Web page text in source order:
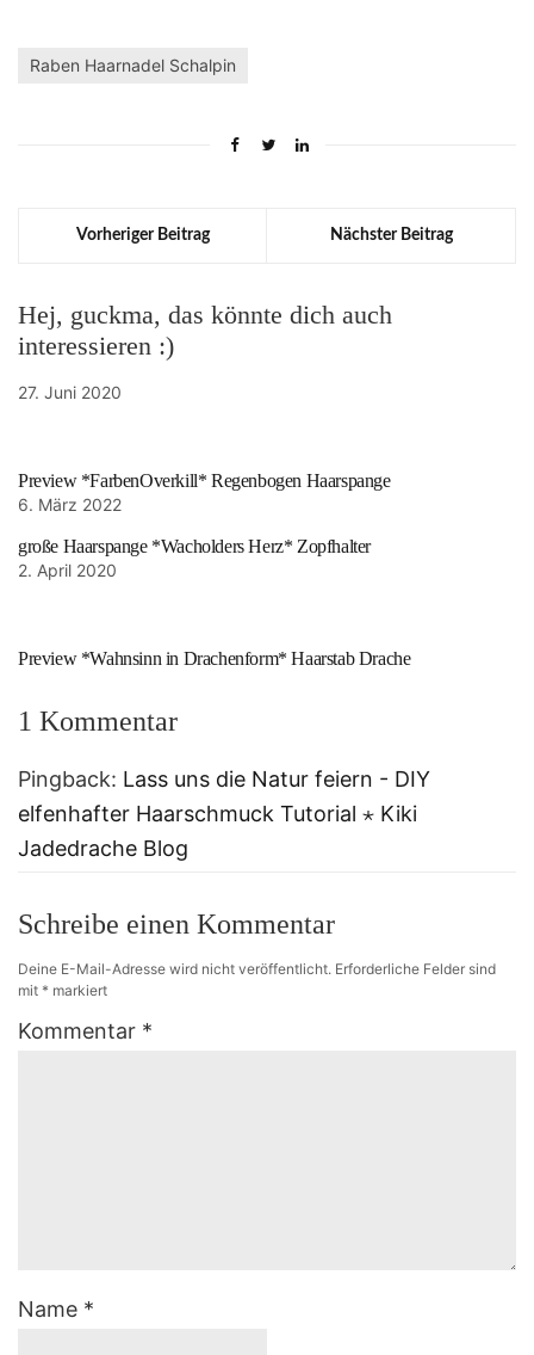
Raben Haarnadel Schalpin
Vorheriger Beitrag Nächster Beitrag
Hej, guckma, das könnte dich auch
interessieren :)
27. Juni 2020
Preview *FarbenOverkill* Regenbogen Haarspange
6. März 2022
große Haarspange *Wacholders Herz* Zopfhalter
2. April 2020
Preview *Wahnsinn in Drachenform* Haarstab Drache
1 Kommentar
Pingback: Lass uns die Natur feiern - DIY
elfenhafter Haarschmuck Tutorial ⋆ Kiki
Jadedrache Blog
Schreibe einen Kommentar
Deine E-Mail-Adresse wird nicht veröffentlicht. Erforderliche Felder sind
mit * markiert
Kommentar *
Name *